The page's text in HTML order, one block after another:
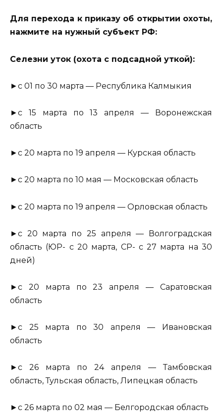
Для перехода к приказу об открытии охоты,
нажмите на нужный субъект РФ:
Селезни уток (охота с подсадной уткой):
►с 01 по 30 марта — Республика Калмыкия
►с 15 марта по 13 апреля — Воронежская
область
►с 20 марта по 19 апреля — Курская область
►с 20 марта по 10 мая — Московская область
►с 20 марта по 19 апреля — Орловская область
►с 20 марта по 25 апреля — Волгоградская
область (ЮР- с 20 марта, СР- с 27 марта на 30
дней)
►с 20 марта по 23 апреля — Саратовская
область
►с 25 марта по 30 апреля — Ивановская
область
►с 26 марта по 24 апреля — Тамбовская
область, Тульская область, Липецкая область
►с 26 марта по 02 мая — Белгородская область